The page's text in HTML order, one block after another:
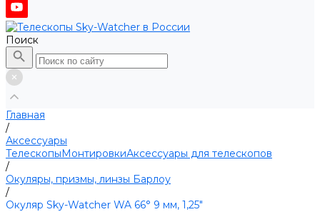
Поиск
Главная
/
Аксессуары
ТелескопыМонтировкиАксессуары для телескопов
/
Окуляры, призмы, линзы Барлоу
/
Окуляр Sky-Watcher WA 66° 9 мм, 1,25"